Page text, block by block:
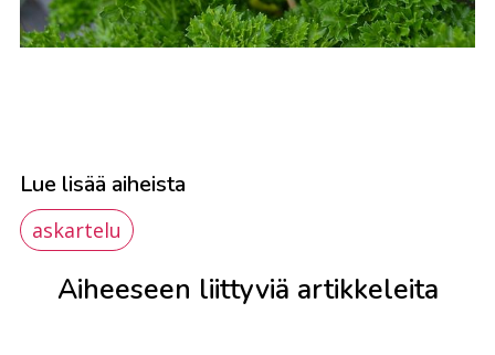
Lue lisää aiheista
askartelu
Aiheeseen liittyviä artikkeleita